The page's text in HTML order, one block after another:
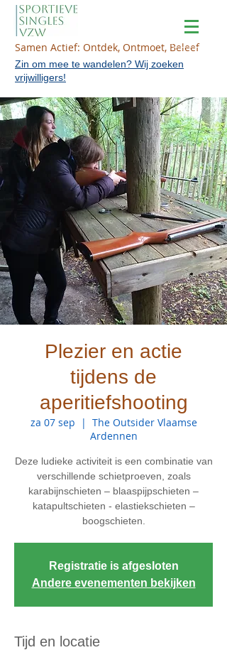
Samen Actief: Ontdek, Ontmoet, Beleef
Zin om mee te wandelen? Wij zoeken
vrijwilligers!
Plezier en actie
tijdens de
aperitiefshooting
za 07 sep
  |
The Outsider Vlaamse
Ardennen
Deze ludieke activiteit is een combinatie van
verschillende schietproeven, zoals
karabijnschieten – blaaspijpschieten –
katapultschieten - elastiekschieten –
boogschieten.
Registratie is afgesloten
Andere evenementen bekijken
Tijd en locatie